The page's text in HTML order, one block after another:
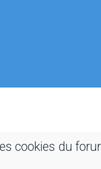
cookies du